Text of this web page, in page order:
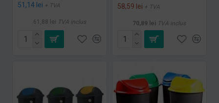
51,14 lei + TVA
61,88 lei TVA inclus
58,59 lei + TVA
70,89 lei TVA inclus